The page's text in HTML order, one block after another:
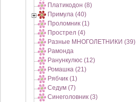
Платикодон (8)
Примула (40)
Проломник (1)
Прострел (4)
Разные МНОГОЛЕТНИКИ (39)
Рамонда
Ранункулюс (12)
Ромашка (21)
Рябчик (1)
Седум (7)
Синеголовник (3)